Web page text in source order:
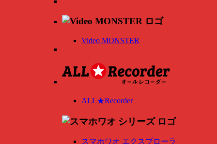
Video MONSTER
ALL★Recorder
スマホワオ エクスプローラ